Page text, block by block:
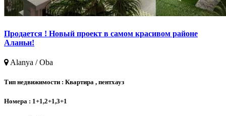
Продается ! Новый проект в самом красивом районе
Аланьи!
Alanya / Oba
Тип недвижимости : Квартира , пентхауз
Номера : 1+1,2+1,3+1